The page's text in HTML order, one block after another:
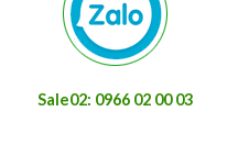
Sale02: 0966 02 00 03